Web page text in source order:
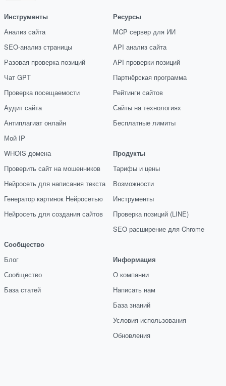
Инструменты
Анализ сайта
SEO-анализ страницы
Разовая проверка позиций
Чат GPT
Проверка посещаемости
Аудит сайта
Антиплагиат онлайн
Мой IP
WHOIS домена
Проверить сайт на мошенников
Нейросеть для написания текста
Генератор картинок Нейросетью
Нейросеть для создания сайтов
Сообщество
Блог
Сообщество
База статей
Ресурсы
MCP сервер для ИИ
API анализ сайта
API проверки позиций
Партнёрская программа
Рейтинги сайтов
Сайты на технологиях
Бесплатные лимиты
Продукты
Тарифы и цены
Возможности
Инструменты
Проверка позиций (LINE)
SEO расширение для Chrome
Информация
О компании
Написать нам
База знаний
Условия использования
Обновления